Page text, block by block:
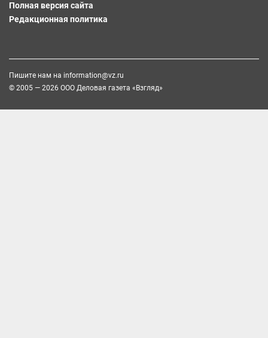
Полная версия сайта
Редакционная политика
Пишите нам на information@vz.ru
© 2005 — 2026 ООО Деловая газета «Взгляд»